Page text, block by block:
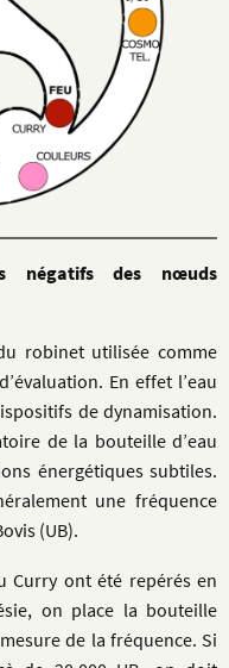
négatifs des nœuds
robinet utilisée comme
En effet l’eau
de dynamisation.
de la bouteille d’eau
énergétiques subtiles.
une fréquence
(UB).
Curry ont été repérés en
on place la bouteille
de la fréquence. Si